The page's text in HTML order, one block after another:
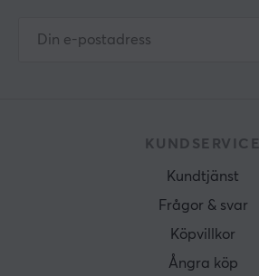
KUNDSERVICE
Kundtjänst
Frågor & svar
Köpvillkor
Ångra köp